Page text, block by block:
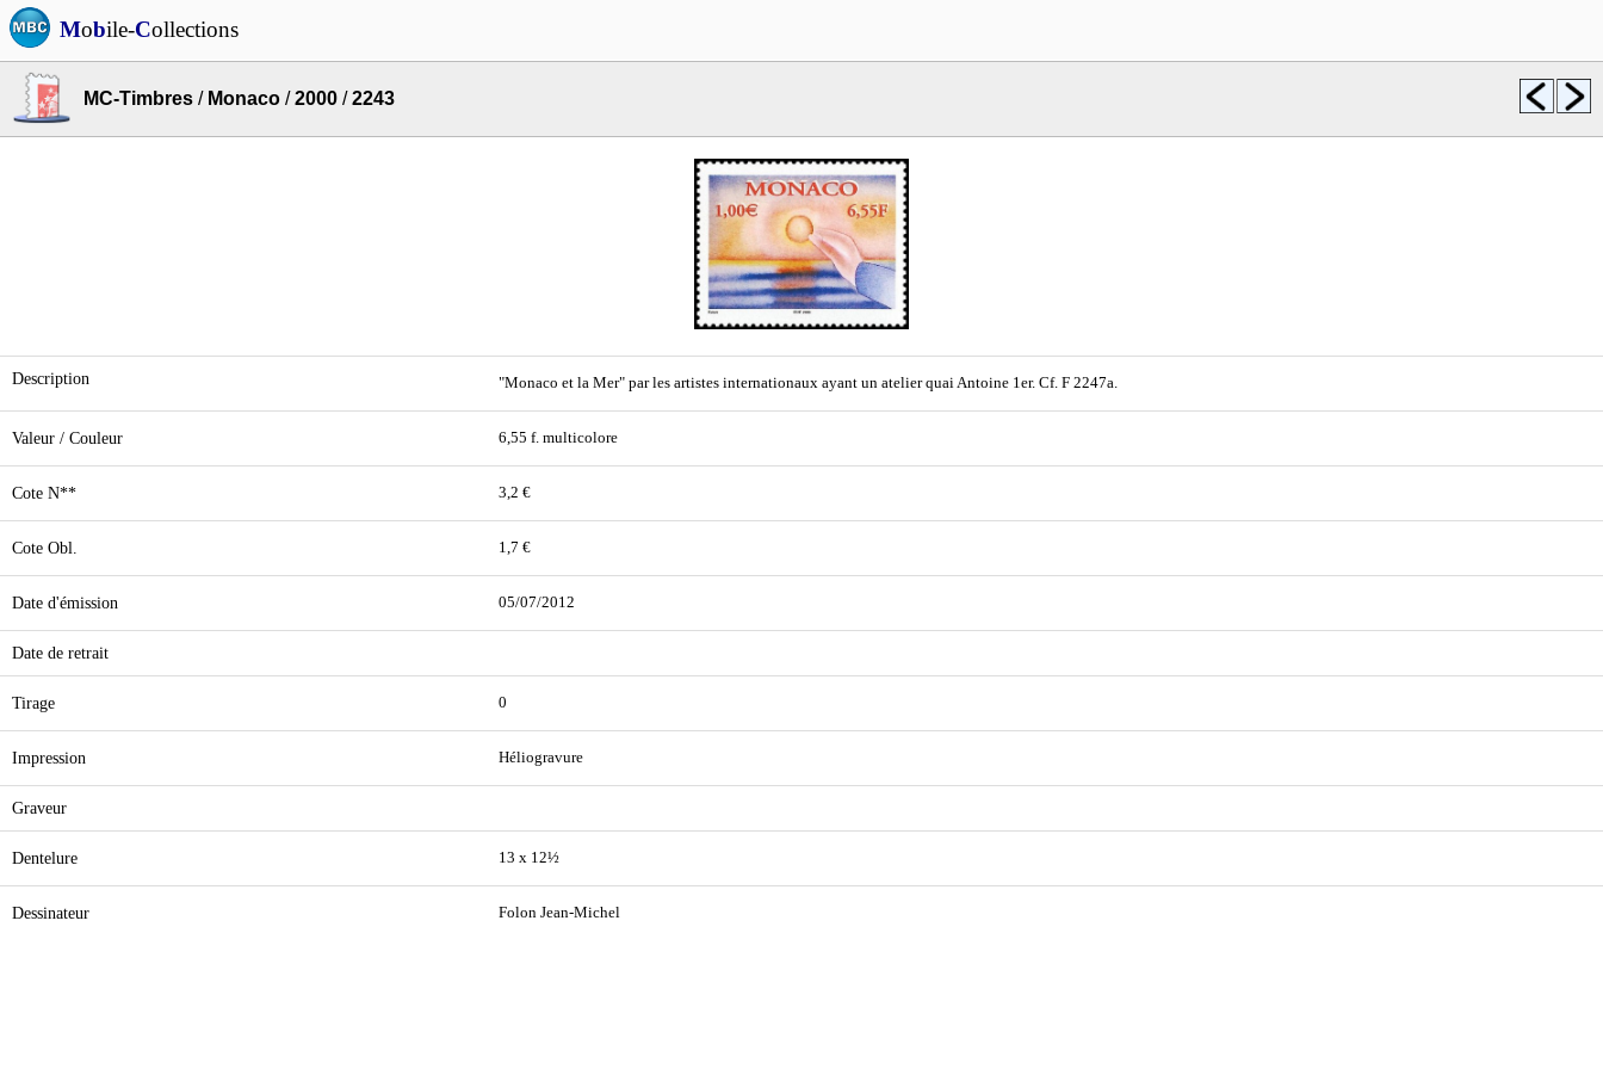
Mobile-Collections
MC-Timbres / Monaco /2000 /2243
Description "Monaco et la Mer" par les artistes internationaux ayant un atelier quai Antoine 1er. Cf. F 2247a.
Valeur / Couleur 6,55 f. multicolore
Cote N** 3,2 €
Cote Obl. 1,7 €
Date d'émission 05/07/2012
Date de retrait
Tirage 0
Impression Héliogravure
Graveur
Dentelure 13 x 12½
Dessinateur Folon Jean-Michel